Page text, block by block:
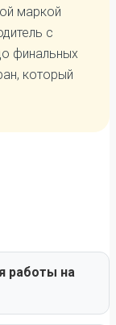
маркой
с
финальных
который
работы на